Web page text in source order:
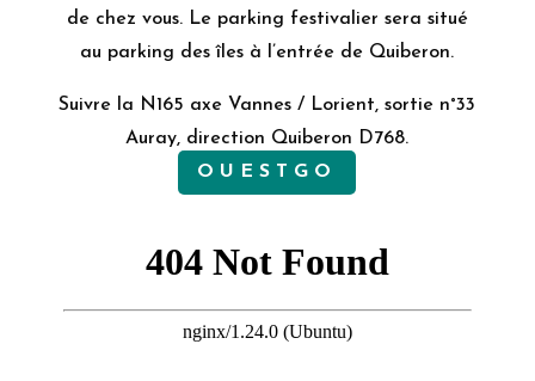
de chez vous. Le parking festivalier sera situé
au parking des îles à l’entrée de Quiberon.
Suivre la N165 axe Vannes / Lorient, sortie n°33
Auray, direction Quiberon D768.
OUESTGO